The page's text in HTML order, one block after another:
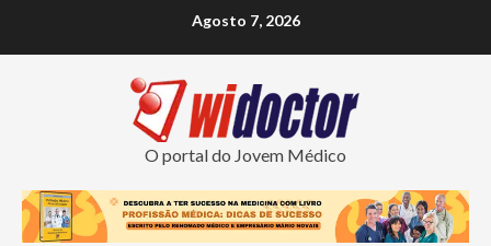
Agosto 7, 2026
O portal do Jovem Médico